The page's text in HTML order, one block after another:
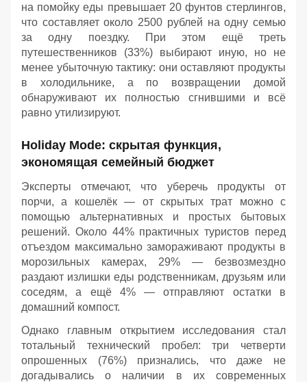
на помойку еды превышает 20 фунтов стерлингов,
что составляет около 2500 рублей на одну семью
за одну поездку. При этом ещё треть
путешественников (33%) выбирают иную, но не
менее убыточную тактику: они оставляют продукты
в холодильнике, а по возвращении домой
обнаруживают их полностью сгнившими и всё
равно утилизируют.
Holiday Mode: скрытая функция,
экономящая семейный бюджет
Эксперты отмечают, что уберечь продукты от
порчи, а кошелёк — от скрытых трат можно с
помощью альтернативных и простых бытовых
решений. Около 44% практичных туристов перед
отъездом максимально замораживают продукты в
морозильных камерах, 29% — безвозмездно
раздают излишки еды родственникам, друзьям или
соседям, а ещё 4% — отправляют остатки в
домашний компост.
Однако главным открытием исследования стал
тотальный технический пробел: три четверти
опрошенных (76%) признались, что даже не
догадывались о наличии в их современных